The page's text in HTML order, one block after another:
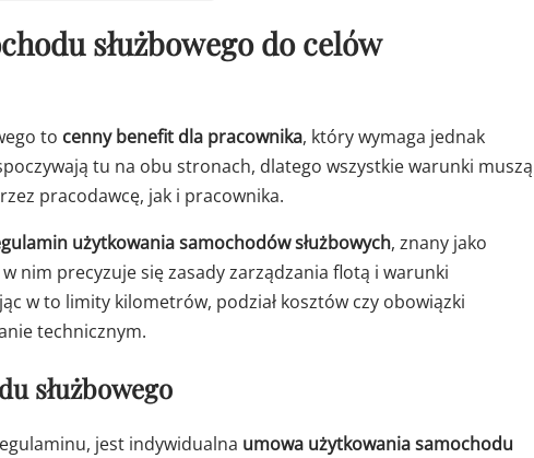
służbowego do celów
to cenny benefit dla pracownika, który wymaga jednak
tu na obu stronach, dlatego wszystkie warunki muszą
pracodawcę, jak i pracownika.
użytkowania samochodów służbowych, znany jako
w nim precyzuje się zasady zarządzania flotą i warunki
w to limity kilometrów, podział kosztów czy obowiązki
technicznym.
służbowego
jest indywidualna umowa użytkowania samochodu